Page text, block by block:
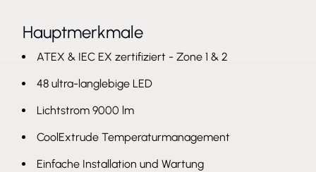
Hauptmerkmale
ATEX & IEC EX zertifiziert - Zone 1 & 2
48 ultra-langlebige LED
Lichtstrom 9000 lm
CoolExtrude Temperaturmanagement
Einfache Installation und Wartung